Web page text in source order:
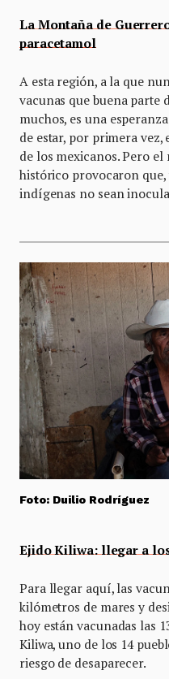
La Montaña de
paracetamol
A esta región, a la que
vacunas que buena parte
muchos, es una
de estar, por primera
de los mexicanos. Pero
histórico provocaron que,
indígenas no sean
Foto: Duilio Rodríguez
Ejido Kiliwa: llegar a
Para llegar aquí, las
kilómetros de mares y
hoy están vacunadas las
Kiliwa, uno de los 14
riesgo de desaparecer.